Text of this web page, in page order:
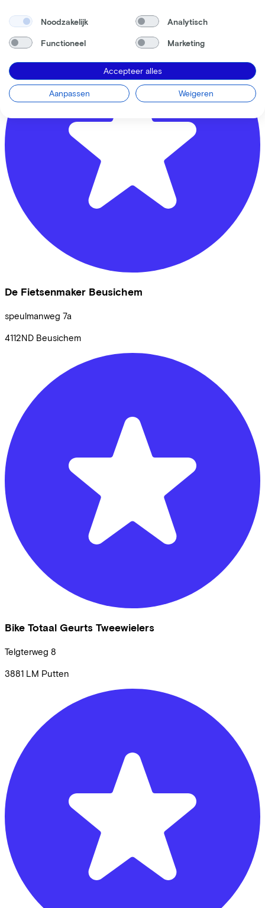
De Fietsenmaker Beusichem
speulmanweg 7a
4112ND Beusichem
Bike Totaal Geurts Tweewielers
Telgterweg 8
3881 LM Putten
Noodzakelijk Analytisch
Functioneel Marketing
Accepteer alles
Aanpassen Weigeren